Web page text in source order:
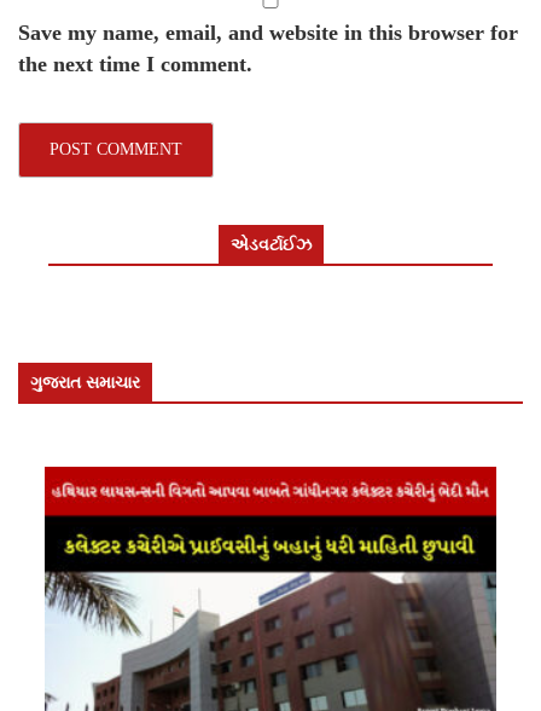
Save my name, email, and website in this browser for
the next time I comment.
એડવર્ટાઈઝ
ગુજરાત સમાચાર